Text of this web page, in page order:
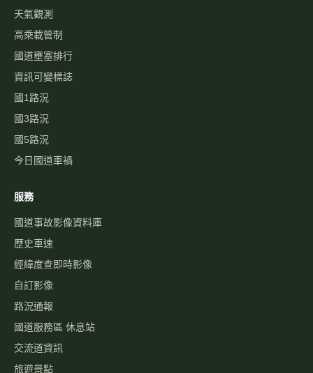
天氣觀測
高乘載管制
國道壅塞排行
資訊可變標誌
國1路況
國3路況
國5路況
今日國道車禍
服務
國道事故影像資料庫
歷史車速
經緯度查即時影像
自訂影像
路況通報
國道服務區 休息站
交流道資訊
旅遊景點